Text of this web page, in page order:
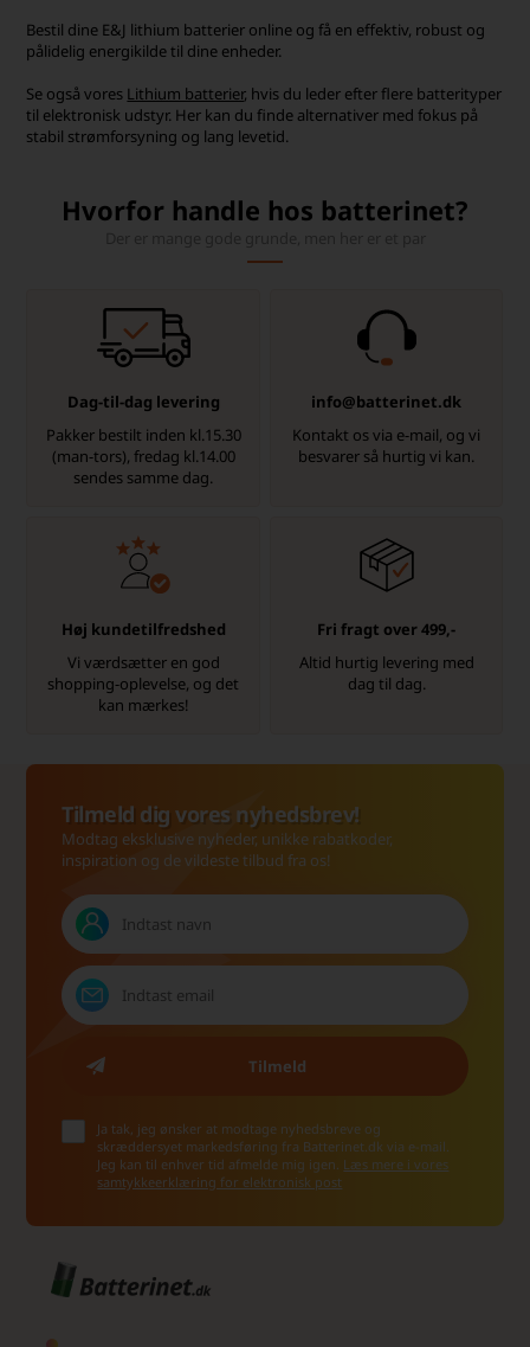
Bestil dine E&J lithium batterier online og få en effektiv, robust og
pålidelig energikilde til dine enheder.
Se også vores Lithium batterier, hvis du leder efter flere batterityper
til elektronisk udstyr. Her kan du finde alternativer med fokus på
stabil strømforsyning og lang levetid.
Hvorfor handle hos batterinet?
Dag-til-dag levering
Pakker bestilt inden kl.15.30
(man-tors), fredag kl.14.00
sendes samme dag.
info@batterinet.dk
Kontakt os via e-mail, og vi
besvarer så hurtig vi kan.
Høj kundetilfredshed
Vi værdsætter en god
shopping-oplevelse, og det
kan mærkes!
Fri fragt over 499,-
Altid hurtig levering med
dag til dag.
Tilmeld dig vores nyhedsbrev!
Modtag eksklusive nyheder, unikke rabatkoder,
inspiration og de vildeste tilbud fra os!
Ja tak, jeg ønsker at modtage nyhedsbreve og
skræddersyet markedsføring fra Batterinet.dk via e-mail.
Jeg kan til enhver tid afmelde mig igen. Læs mere i vores
samtykkeerklæring for elektronisk post